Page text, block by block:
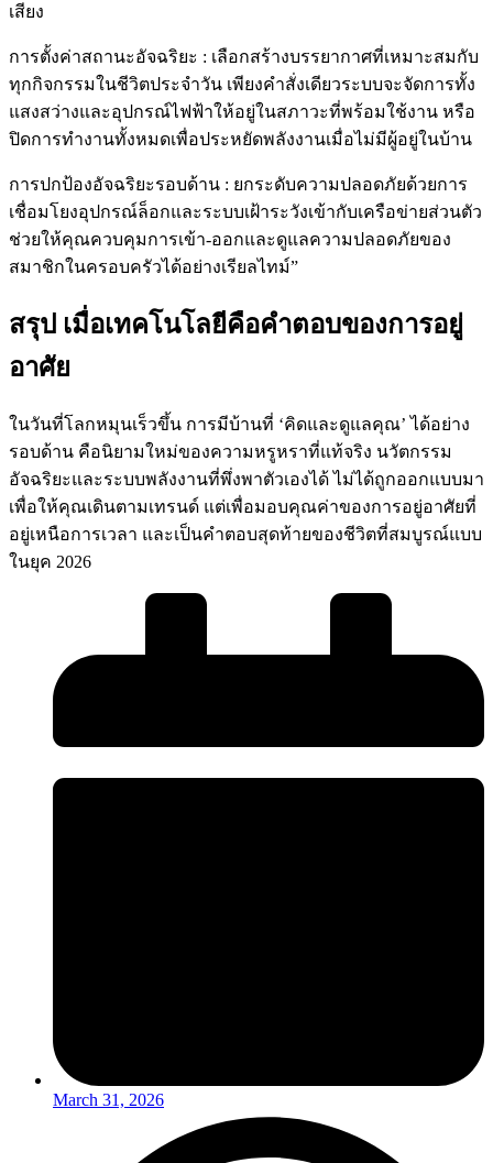
เสียง
การตั้งค่าสถานะอัจฉริยะ : เลือกสร้างบรรยากาศที่เหมาะสมกับ
ทุกกิจกรรมในชีวิตประจำวัน เพียงคำสั่งเดียวระบบจะจัดการทั้ง
แสงสว่างและอุปกรณ์ไฟฟ้าให้อยู่ในสภาวะที่พร้อมใช้งาน หรือ
ปิดการทำงานทั้งหมดเพื่อประหยัดพลังงานเมื่อไม่มีผู้อยู่ในบ้าน
การปกป้องอัจฉริยะรอบด้าน : ยกระดับความปลอดภัยด้วยการ
เชื่อมโยงอุปกรณ์ล็อกและระบบเฝ้าระวังเข้ากับเครือข่ายส่วนตัว
ช่วยให้คุณควบคุมการเข้า-ออกและดูแลความปลอดภัยของ
สมาชิกในครอบครัวได้อย่างเรียลไทม์”
สรุป เมื่อเทคโนโลยีคือคำตอบของการอยู่
อาศัย
ในวันที่โลกหมุนเร็วขึ้น การมีบ้านที่ ‘คิดและดูแลคุณ’ ได้อย่าง
รอบด้าน คือนิยามใหม่ของความหรูหราที่แท้จริง นวัตกรรม
อัจฉริยะและระบบพลังงานที่พึ่งพาตัวเองได้ ไม่ได้ถูกออกแบบมา
เพื่อให้คุณเดินตามเทรนด์ แต่เพื่อมอบคุณค่าของการอยู่อาศัยที่
อยู่เหนือการเวลา และเป็นคำตอบสุดท้ายของชีวิตที่สมบูรณ์แบบ
ในยุค 2026
March 31, 2026